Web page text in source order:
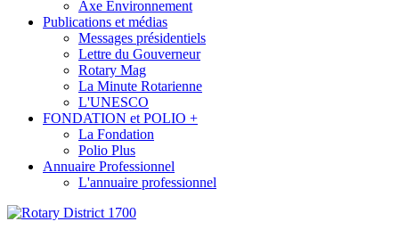
Axe Environnement
Publications et médias
Messages présidentiels
Lettre du Gouverneur
Rotary Mag
La Minute Rotarienne
L'UNESCO
FONDATION et POLIO +
La Fondation
Polio Plus
Annuaire Professionnel
L'annuaire professionnel